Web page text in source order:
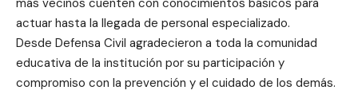
actuar hasta la llegada de personal especializado.
Desde Defensa Civil agradecieron a toda la comunidad
educativa de la institución por su participación y
compromiso con la prevención y el cuidado de los demás.